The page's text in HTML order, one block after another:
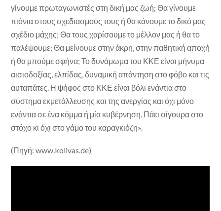
γίνουμε πρωταγωνιστές στη δική μας ζωή; Θα γίνουμε
πιόνια στους σχεδιασμούς τους ή θα κάνουμε το δικό μας
σχέδιο μάχης; Θα τους χαρίσουμε το μέλλον μας ή θα το
παλέψουμε; Θα μείνουμε στην άκρη, στην παθητική αποχή
ή θα μπούμε σφήνα; Το δυνάμωμα του ΚΚΕ είναι μήνυμα
αισιοδοξίας, ελπίδας, δυναμική απάντηση στο φόβο και τις
αυταπάτες. Η ψήφος στο ΚΚΕ είναι βόλι ενάντια στο
σύστημα εκμετάλλευσης και της ανεργίας και όχι μόνο
ενάντια σε ένα κόμμα ή μία κυβέρνηση. Πάει σίγουρα στο
στόχο κι όχι στο γάμο του καραγκιόζη».
(Πηγή: www.kolivas.de)